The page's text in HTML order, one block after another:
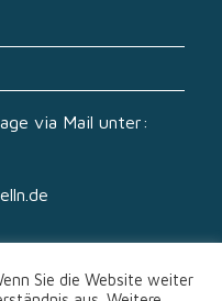
via Mail unter:
Sie die Website weiter